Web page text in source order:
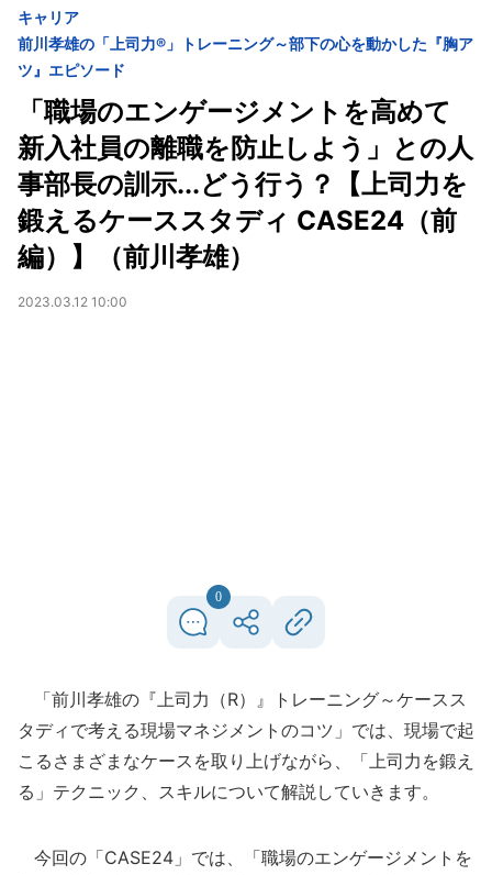
キャリア
前川孝雄の「上司力®」トレーニング～部下の心を動かした『胸ア
ツ』エピソード
「職場のエンゲージメントを高めて
新入社員の離職を防止しよう」との人
事部長の訓示...どう行う？【上司力を
鍛えるケーススタディ CASE24（前
編）】（前川孝雄）
2023.03.12 10:00
0
「前川孝雄の『上司力（R）』トレーニング～ケースス
タディで考える現場マネジメントのコツ」では、現場で起
こるさまざまなケースを取り上げながら、「上司力を鍛え
る」テクニック、スキルについて解説していきます。
今回の「CASE24」では、「職場のエンゲージメントを